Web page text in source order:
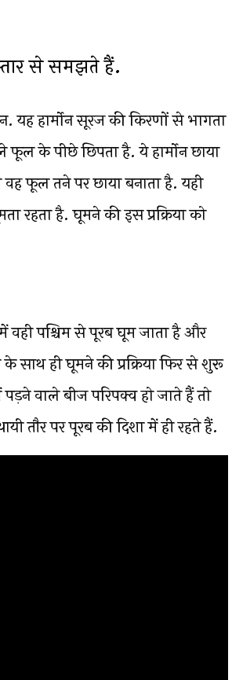
से समझते हैं.
यह हार्मोन सूरज की किरणों से भागता
के पीछे छिपता है. ये हार्मोन छाया
फूल तने पर छाया बनाता है. यही
है. घूमने की इस प्रक्रिया को
पश्चिम से पूरब घूम जाता है और
साथ ही घूमने की प्रक्रिया फिर से शुरू
वाले बीज परिपक्व हो जाते हैं तो
तौर पर पूरब की दिशा में ही रहते हैं.